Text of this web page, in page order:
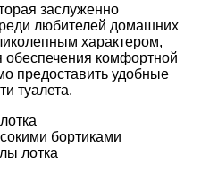
заслуженно
любителей домашних
характером,
комфортной
предоставить удобные
туалета.
бортиками
лотка